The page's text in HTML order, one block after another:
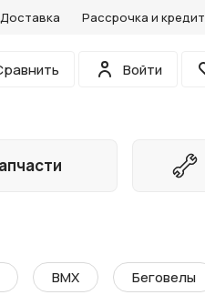
Доставка Рассрочка и кредит
Войти
BMX Беговелы